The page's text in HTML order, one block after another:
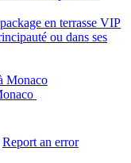
Report an error